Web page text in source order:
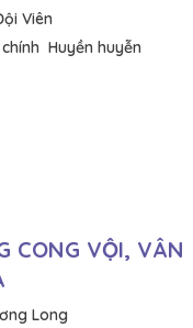
Viên
Huyền huyễn
CONG VỘI, VÂN
Long